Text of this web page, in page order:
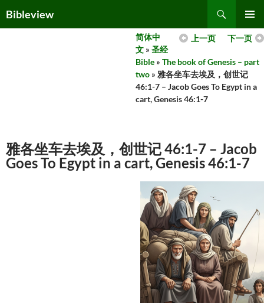
toBibleview
MENU
下一页
上一页
简体中
文 » 圣经
Bible » The book of Genesis – part
two » 雅各坐车去埃及，创世记
46:1-7 – Jacob Goes To Egypt in a
cart, Genesis 46:1-7
雅各坐车去埃及，创世记 46:1-7 – Jacob
Goes To Egypt in a cart, Genesis 46:1-7